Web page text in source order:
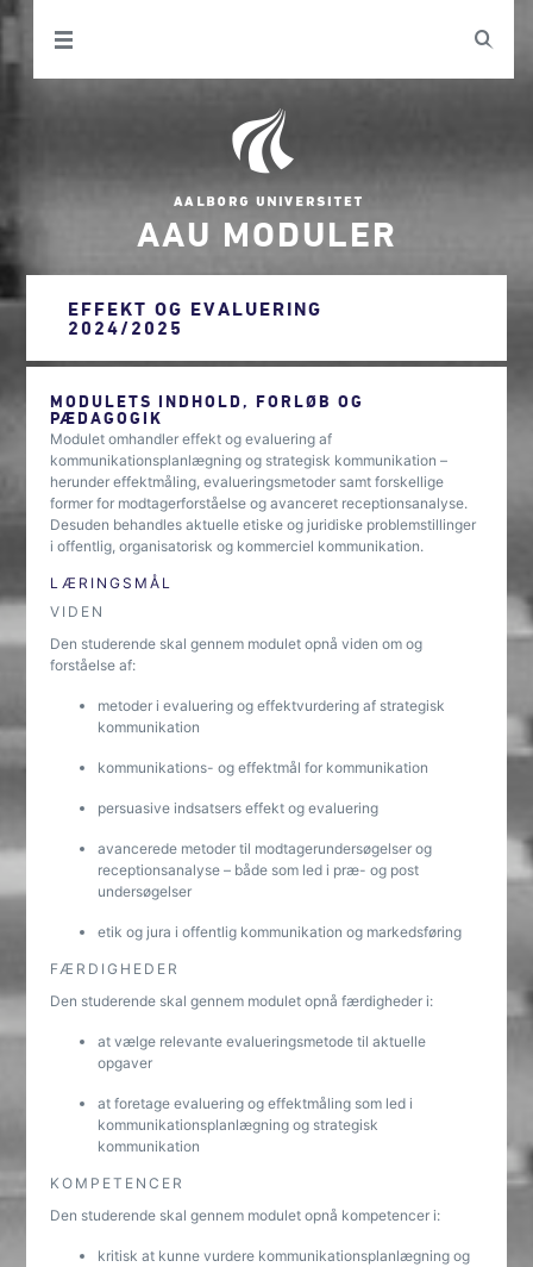
AAU MODULER
EFFEKT OG EVALUERING
2024/2025
MODULETS INDHOLD, FORLØB OG
PÆDAGOGIK
Modulet omhandler effekt og evaluering af
kommunikationsplanlægning og strategisk kommunikation –
herunder effektmåling, evalueringsmetoder samt forskellige
former for modtagerforståelse og avanceret receptionsanalyse.
Desuden behandles aktuelle etiske og juridiske problemstillinger
i offentlig, organisatorisk og kommerciel kommunikation.
LÆRINGSMÅL
VIDEN
Den studerende skal gennem modulet opnå viden om og
forståelse af:
metoder i evaluering og effektvurdering af strategisk
kommunikation
kommunikations- og effektmål for kommunikation
persuasive indsatsers effekt og evaluering
avancerede metoder til modtagerundersøgelser og
receptionsanalyse – både som led i præ- og post
undersøgelser
etik og jura i offentlig kommunikation og markedsføring
FÆRDIGHEDER
Den studerende skal gennem modulet opnå færdigheder i:
at vælge relevante evalueringsmetode til aktuelle
opgaver
at foretage evaluering og effektmåling som led i
kommunikationsplanlægning og strategisk
kommunikation
KOMPETENCER
Den studerende skal gennem modulet opnå kompetencer i:
kritisk at kunne vurdere kommunikationsplanlægning og